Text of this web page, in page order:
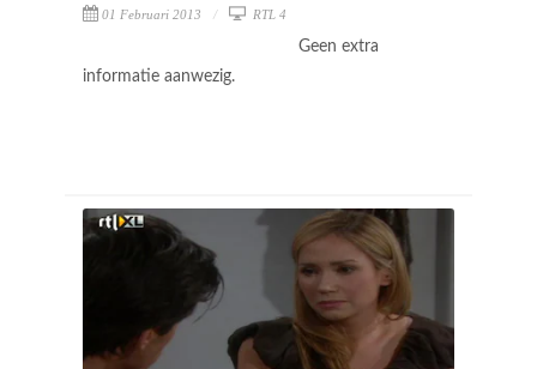
01 Februari 2013 RTL 4
Geen extra
informatie aanwezig.